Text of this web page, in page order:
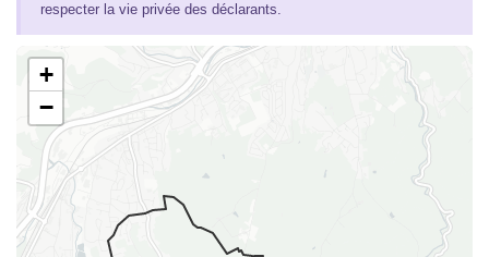
respecter la vie privée des déclarants.
+
−